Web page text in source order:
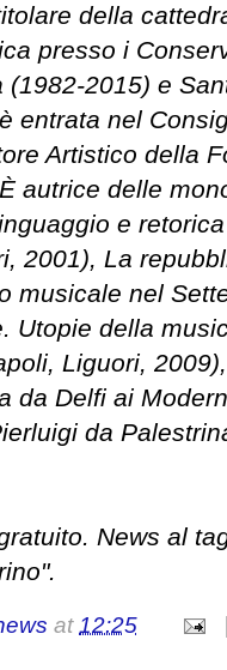
della
presso i
(1982-2015) e
entrata nel
Artistico della
autrice delle
e
2001), La
musicale nel
Utopie della
Liguori,
da Delfi ai
da
News al
at12:25